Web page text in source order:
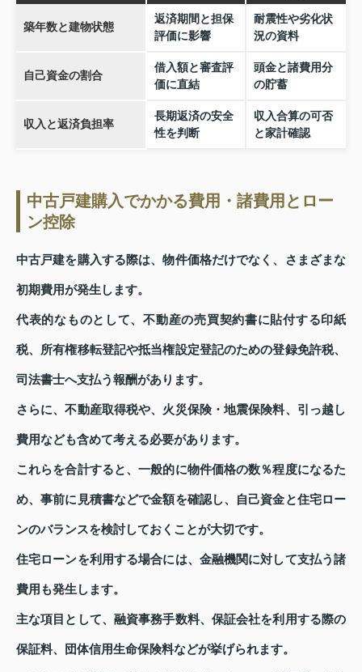
築年数と建物状態
返済期間と担保
評価に影響
耐震性や劣化状
況の資料
自己資金の割合
借入額と審査評
価に直結
頭金と諸費用分
の貯蓄
収入と返済負担率
長期返済の安全
性を判断
収入合算の可否
と家計確認
中古戸建購入でかかる費用・諸費用とロー
ン控除
中古戸建を購入する際は、物件価格だけでなく、さまざまな
初期費用が発生します。
代表的なものとして、不動産の売買契約書に貼付する印紙
税、所有権移転登記や抵当権設定登記のための登録免許税、
司法書士へ支払う報酬があります。
さらに、不動産取得税や、火災保険・地震保険料、引っ越し
費用なども含めて考える必要があります。
これらを合計すると、一般的に物件価格の数％程度になるた
め、事前に見積書などで金額を確認し、自己資金と住宅ロー
ンのバランスを検討しておくことが大切です。
住宅ローンを利用する場合には、金融機関に対して支払う諸
費用も発生します。
主な項目として、融資事務手数料、保証会社を利用する際の
保証料、団体信用生命保険料などが挙げられます。